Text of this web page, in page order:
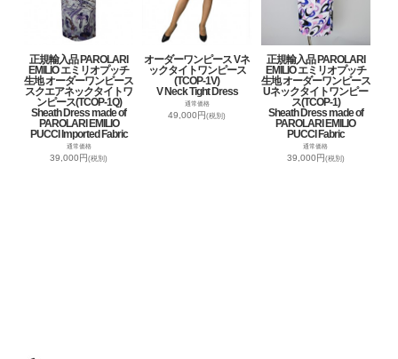
正規輸入品 PAROLARI
EMILIO エミリオプッチ
生地 オーダーワンピース
スクエアネックタイトワ
ンピース(TCOP-1Q)
Sheath Dress made of
PAROLARI EMILIO
PUCCI Imported Fabric
通常価格
39,000円(税別)
オーダーワンピース Vネ
ックタイトワンピース
(TCOP-1V)
V Neck Tight Dress
通常価格
49,000円(税別)
正規輸入品 PAROLARI
EMILIO エミリオプッチ
生地 オーダーワンピース
Uネックタイトワンピー
ス(TCOP-1)
Sheath Dress made of
PAROLARI EMILIO
PUCCI Fabric
通常価格
39,000円(税別)